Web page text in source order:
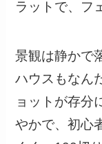
ラットで、フ
景観は静かで
ハウスもなん
ョットが存分
やかで、初心